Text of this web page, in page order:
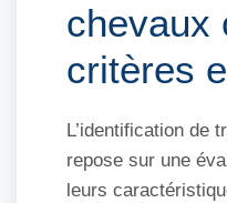
chevaux
critères
L’identification de
repose sur une
leurs